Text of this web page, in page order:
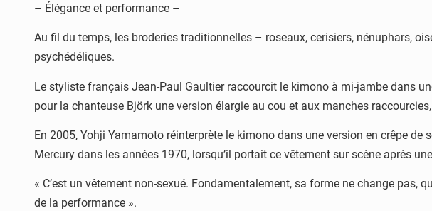
– Élégance et performance –
Au fil du temps, les broderies traditionnelles – roseaux, cerisiers, nénuphars,
psychédéliques.
Le styliste français Jean-Paul Gaultier raccourcit le kimono à mi-jambe dans
pour la chanteuse Björk une version élargie au cou et aux manches
En 2005, Yohji Yamamoto réinterprète le kimono dans une version en crêpe
Mercury dans les années 1970, lorsqu’il portait ce vêtement sur scène après
« C’est un vêtement non-sexué. Fondamentalement, sa forme ne change
de la performance ».